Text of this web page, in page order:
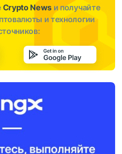
Crypto News и получайте
и технологии